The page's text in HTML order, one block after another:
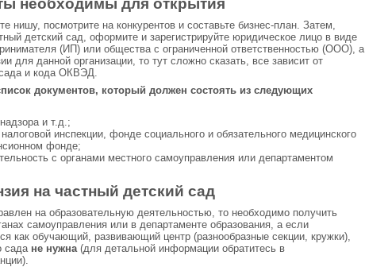
необходимы для открытия
нишу, посмотрите на конкурентов и составьте бизнес-план. Затем,
детский сад, оформите и зарегистрируйте юридическое лицо в виде
(ИП) или общества с ограниченной ответственностью (ООО), а
для данной организации, то тут сложно сказать, все зависит от
сада и кода ОКВЭД.
документов, который должен состоять из следующих
и т.д.;
инспекции, фонде социального и обязательного медицинского
фонде;
с органами местного самоуправления или департаментом
на частный детский сад
на образовательную деятельностью, то необходимо получить
самоуправления или в департаменте образования, а если
как обучающий, развивающий центр (разнообразные секции, кружки),
сада не нужна(для детальной информации обратитесь в